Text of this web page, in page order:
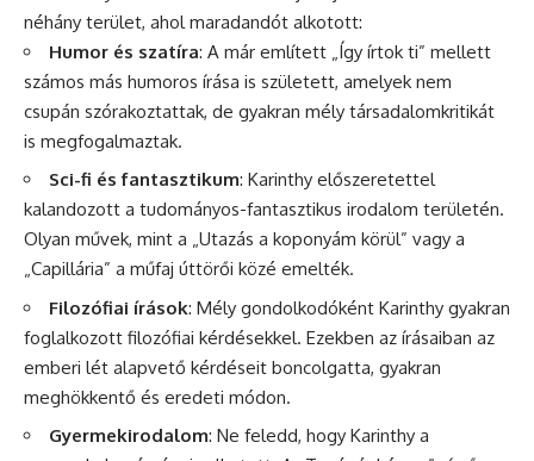
néhány terület, ahol maradandót alkotott:
Humor és szatíra: A már említett „Így írtok ti” mellett
számos más humoros írása is született, amelyek nem
csupán szórakoztattak, de gyakran mély társadalomkritikát
is megfogalmaztak.
Sci-fi és fantasztikum: Karinthy előszeretettel
kalandozott a tudományos-fantasztikus irodalom területén.
Olyan művek, mint a „Utazás a koponyám körül” vagy a
„Capillária” a műfaj úttörői közé emelték.
Filozófiai írások: Mély gondolkodóként Karinthy gyakran
foglalkozott filozófiai kérdésekkel. Ezekben az írásaiban az
emberi lét alapvető kérdéseit boncolgatta, gyakran
meghökkentő és eredeti módon.
Gyermekirodalom: Ne feledd, hogy Karinthy a